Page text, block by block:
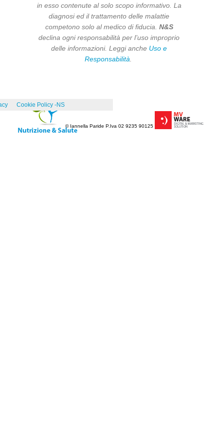
in esso contenute al solo scopo informativo. La
diagnosi ed il trattamento delle malattie
competono solo al medico di fiducia. N&S
declina ogni responsabilità per l’uso improprio
delle informazioni. Leggi anche Uso e
Responsabilità
Cookie Policy -NS
© Iannella Paride P.Iva 02 9235 90125